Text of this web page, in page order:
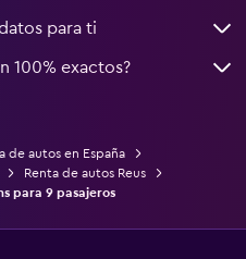
para ti
100% exactos?
de autos en España
Renta de autos Reus
para 9 pasajeros